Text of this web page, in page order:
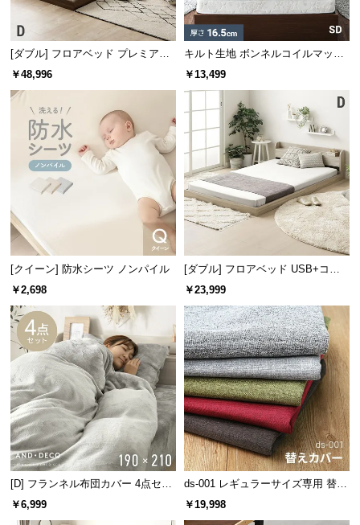
企
情
報
o.,
約8.8㎝
シーツ崩れを防ぎ見た目も美しく
シーツの折込み部分もフレーム内に入るため、型崩
れを防げます。見た目もすっきりとした仕上がりで
シンプルで使いやすいヘッドボード
[ダブル] フロアベッド プレミアム
マットレス付き
￥48,996
キルト生地 ボンネルコイルマット
レス SD
￥13,499
[クイーン] 防水シーツ ノンパイル
￥2,698
[ダブル] フロアベッド USB+コン
セント
￥23,999
[D] フランネル布団カバー 4点セッ
ト
￥6,999
ds-001 レギュラーサイズ専用 替え
カバー ペット対応生地
￥19,998